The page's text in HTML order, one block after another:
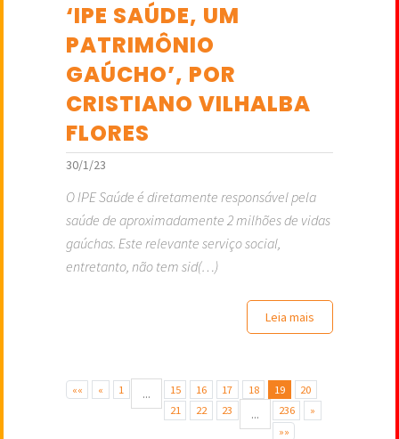
‘IPE SAÚDE, UM
PATRIMÔNIO
GAÚCHO’, POR
CRISTIANO VILHALBA
FLORES
30/1/23
O IPE Saúde é diretamente responsável pela
saúde de aproximadamente 2 milhões de vidas
gaúchas. Este relevante serviço social,
entretanto, não tem sid(…)
Leia mais
«« « 1 ... 15 16 17 18 19
20
21
22 23 ... 236
»
»»